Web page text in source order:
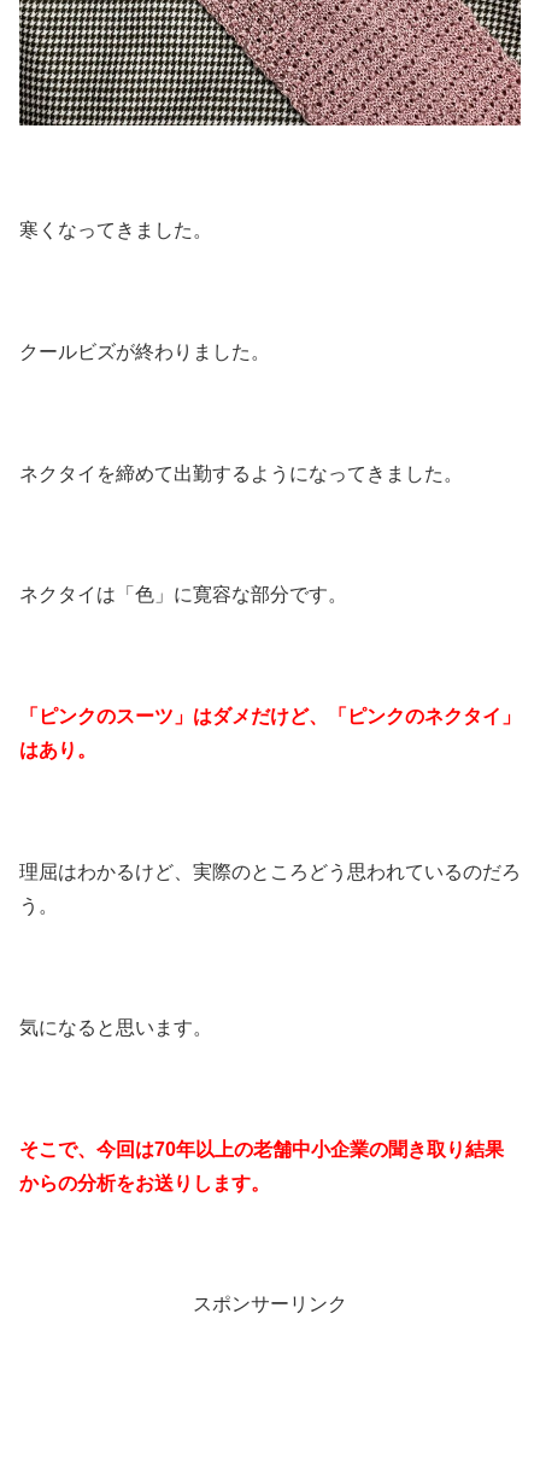
寒くなってきました。
クールビズが終わりました。
ネクタイを締めて出勤するようになってきました。
ネクタイは「色」に寛容な部分です。
「ピンクのスーツ」はダメだけど、「ピンクのネクタイ」
はあり。
理屈はわかるけど、実際のところどう思われているのだろ
う。
気になると思います。
そこで、今回は70年以上の老舗中小企業の聞き取り結果
からの分析をお送りします。
スポンサーリンク